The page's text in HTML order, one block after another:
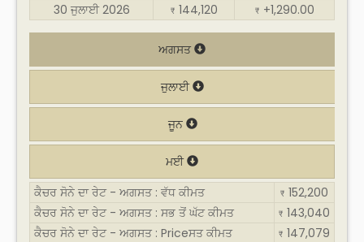
30 ਜੁਲਾਈ 2026
₹ 144,120 ₹ +1,290.00
ਅਗਸਤ
ਜੁਲਾਈ
ਜੂਨ
ਮਈ
ਕੈਚਰ ਸੋਨੇ ਦਾ ਰੇਟ - ਅਗਸਤ : ਵੱਧ ਕੀਮਤ
₹ 152,200
ਕੈਚਰ ਸੋਨੇ ਦਾ ਰੇਟ - ਅਗਸਤ : ਸਭ ਤੋਂ ਘੱਟ ਕੀਮਤ
₹ 143,040
ਕੈਚਰ ਸੋਨੇ ਦਾ ਰੇਟ - ਅਗਸਤ : Priceਸਤ ਕੀਮਤ
₹ 147,079